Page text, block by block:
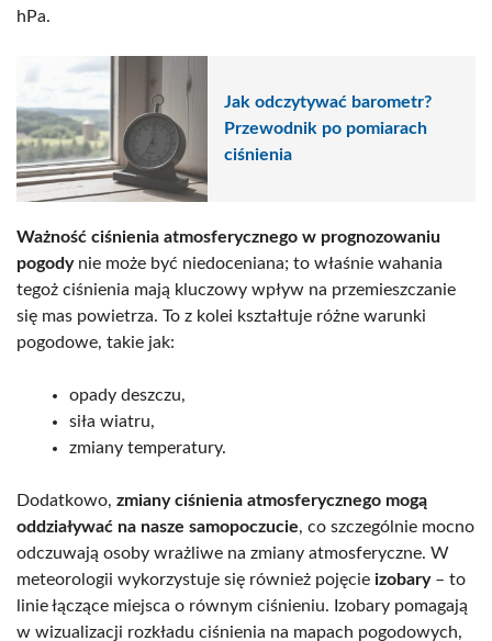
hPa.
Jak odczytywać barometr?
Przewodnik po pomiarach
ciśnienia
Ważność ciśnienia atmosferycznego w prognozowaniu
pogodynie może być niedoceniana; to właśnie wahania
tegoż ciśnienia mają kluczowy wpływ na przemieszczanie
się mas powietrza. To z kolei kształtuje różne warunki
pogodowe, takie jak:
opady deszczu,
siła wiatru,
zmiany temperatury.
Dodatkowo, zmiany ciśnienia atmosferycznego mogą
oddziaływać na nasze samopoczucie, co szczególnie mocno
odczuwają osoby wrażliwe na zmiany atmosferyczne. W
meteorologii wykorzystuje się również pojęcie izobary– to
linie łączące miejsca o równym ciśnieniu. Izobary pomagają
w wizualizacji rozkładu ciśnienia na mapach pogodowych,